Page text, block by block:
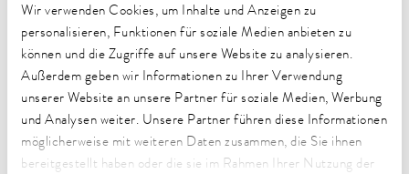
Wir verwenden Cookies, um Inhalte und Anzeigen zu
personalisieren, Funktionen für soziale Medien anbieten zu
können und die Zugriffe auf unsere Website zu analysieren.
Außerdem geben wir Informationen zu Ihrer Verwendung
unserer Website an unsere Partner für soziale Medien, Werbung
und Analysen weiter. Unsere Partner führen diese Informationen
möglicherweise mit weiteren Daten zusammen, die Sie ihnen
bereitgestellt haben oder die sie im Rahmen Ihrer Nutzung der
Für Dr. Stefanie Krieger, Geschäftsführerin der LAUDA
Medical GmbH & Co. KG, bietet Würzburg wichtige
Standortvorteile: »Die Nähe zu den Universitätskliniken
Würzburg und Erlangen sowie die gute Verkehrsanbindung
machen diesen Standort für die Entwicklung und Produktion
von Medizintechnik ideal. Die Julius-Maximilians-Universität
Würzburg bietet zudem ein wichtiges Potenzial für die
Gewinnung qualifizierter Fachkräfte.«